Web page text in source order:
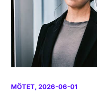
MÖTET, 2026-06-01